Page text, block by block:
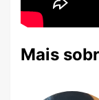
Mais